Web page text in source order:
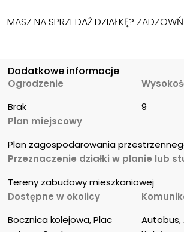
MASZ NA SPRZEDAŻ DZIAŁKĘ?
Dodatkowe informacje
Ogrodzenie
Brak
9
Plan miejscowy
Plan zagospodarowania
Przeznaczenie działki w planie lub
Tereny zabudowy mieszkaniowej
Dostępne w okolicy
Bocznica kolejowa, Plac
Autobus,